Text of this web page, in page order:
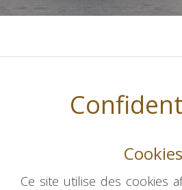
Cookies
Ce site utilise des cookies